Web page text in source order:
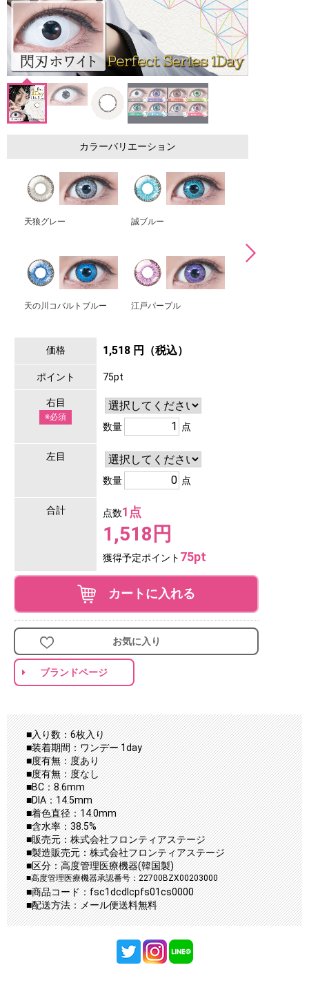
カラーバリエーション
天狼グレー 誠ブルー
天の川コバルトブルー 江戸パープル
価格 1,518 円（税込）
ポイント 75pt
右目
※必須
数量 点
左目
数量 点
合計 点数1点
1,518円
獲得予定ポイント 75pt
カートに入れる
お気に入り
ブランドページ
■入り数：6枚入り
■装着期間：ワンデー 1day
■度有無：度あり
■度有無：度なし
■BC：8.6mm
■DIA：14.5mm
■着色直径：14.0mm
■含水率：38.5%
■販売元：株式会社フロンティアステージ
■製造販売元：株式会社フロンティアステージ
■区分：高度管理医療機器(韓国製)
■高度管理医療機器承認番号：22700BZX00203000
■商品コード：fsc1dcdlcpfs01cs0000
■配送方法：メール便送料無料